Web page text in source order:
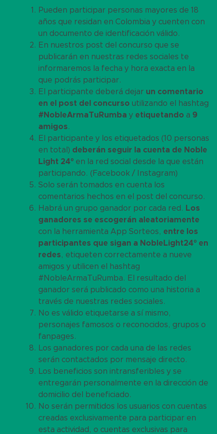
Pueden participar personas mayores de 18
años que residan en Colombia y cuenten con
un documento de identificación válido.
En nuestros post del concurso que se
publicarán en nuestras redes sociales te
informaremos la fecha y hora exacta en la
que podrás participar.
El participante deberá dejar un comentario
en el post del concurso utilizando el hashtag
#NobleArmaTuRumba y etiquetando a 9
amigos.
El participante y los etiquetados (10 personas
en total) deberán seguir la cuenta de Noble
Light 24º en la red social desde la que están
participando. (Facebook / Instagram)
Solo serán tomados en cuenta los
comentarios hechos en el post del concurso.
Habrá un grupo ganador por cada red. Los
ganadores se escogerán aleatoriamente
con la herramienta App Sorteos, entre los
participantes que sigan a NobleLight24º en
redes, etiqueten correctamente a nueve
amigos y utilicen el hashtag
#NobleArmaTuRumba. El resultado del
ganador será publicado como una historia a
través de nuestras redes sociales.
No es válido etiquetarse a sí mismo,
personajes famosos o reconocidos, grupos o
fanpages.
Los ganadores por cada una de las redes
serán contactados por mensaje directo.
Los beneficios son intransferibles y se
entregarán personalmente en la dirección de
domicilio del beneficiado.
No serán permitidos los usuarios con cuentas
creadas exclusivamente para participar en
esta actividad, o cuentas exclusivas para